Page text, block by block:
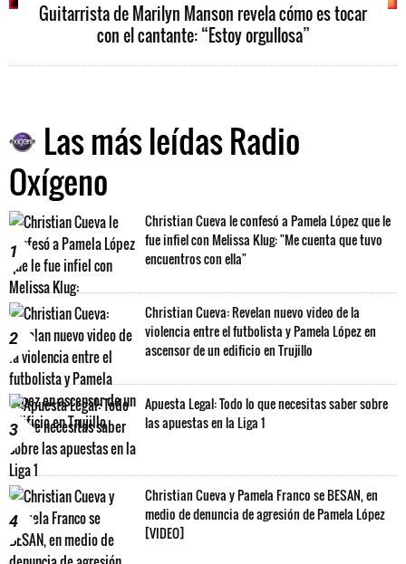
Guitarrista de Marilyn Manson revela cómo es tocar
con el cantante: “Estoy orgullosa”
Las más leídas Radio
Oxígeno
1
Christian Cueva le confesó a Pamela López que le
fue infiel con Melissa Klug: "Me cuenta que tuvo
encuentros con ella"
2
Christian Cueva: Revelan nuevo video de la
violencia entre el futbolista y Pamela López en
ascensor de un edificio en Trujillo
3
Apuesta Legal: Todo lo que necesitas saber sobre
las apuestas en la Liga 1
4
Christian Cueva y Pamela Franco se BESAN, en
medio de denuncia de agresión de Pamela López
[VIDEO]